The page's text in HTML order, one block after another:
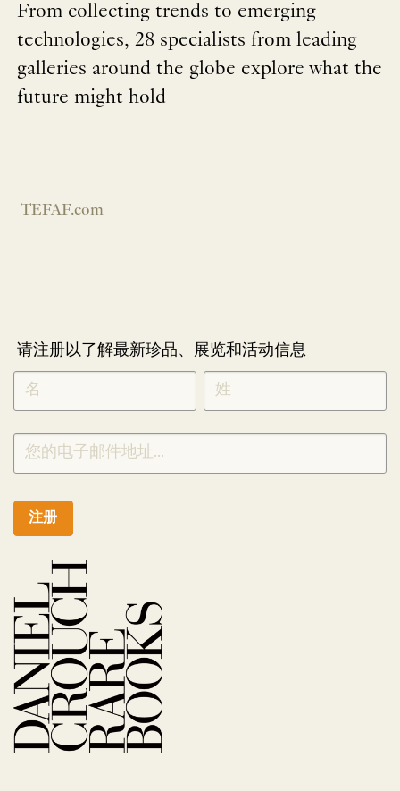
From collecting trends to emerging
technologies, 28 specialists from leading
galleries around the globe explore what the
future might hold
TEFAF.com
请注册以了解最新珍品、展览和活动信息
NEWLETTER
SIGNUP
CHINESE
*
注册